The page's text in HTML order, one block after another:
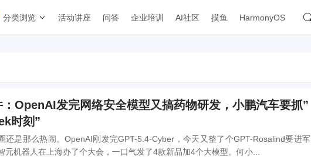
分类浏览 活动讲座 问答 企业培训 AI社区 摸鱼 HarmonyOS
OpenAI发完网络安全模型又搞药物研发，小鹏汽车要抓”
时刻”
还是那么热闹。OpenAI刚发完GPT-5.4-Cyber，今天又整了个GPT-Rosalind要进军
元机器人在上海办了个大会，一口气发了4款新品加4个大模型。何小...